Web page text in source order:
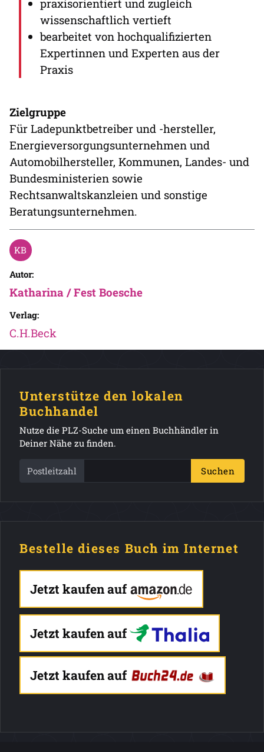
praxisorientiert und zugleich
wissenschaftlich vertieft
bearbeitet von hochqualifizierten
Expertinnen und Experten aus der
Praxis
Zielgruppe
Für Ladepunktbetreiber und -hersteller,
Energieversorgungsunternehmen und
Automobilhersteller, Kommunen, Landes- und
Bundesministerien sowie
Rechtsanwaltskanzleien und sonstige
Beratungsunternehmen.
Autor:
Katharina / Fest Boesche
Verlag:
C.H.Beck
Unterstütze den lokalen
Buchhandel
Nutze die PLZ-Suche um einen Buchhändler in
Deiner Nähe zu finden.
Postleitzahl Suchen
Bestelle dieses Buch im Internet
Jetzt kaufen auf
Jetzt kaufen auf
Jetzt kaufen auf